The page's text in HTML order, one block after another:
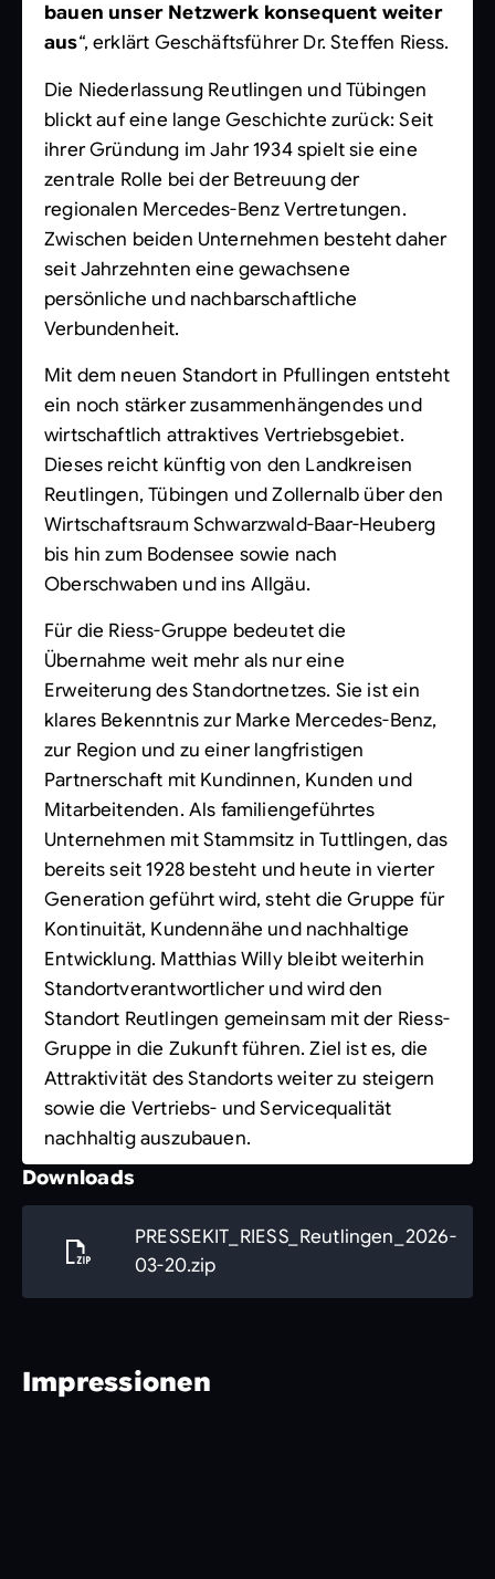
bauen unser Netzwerk konsequent weiter
aus“, erklärt Geschäftsführer Dr. Steffen Riess.
Die Niederlassung Reutlingen und Tübingen
blickt auf eine lange Geschichte zurück: Seit
ihrer Gründung im Jahr 1934 spielt sie eine
zentrale Rolle bei der Betreuung der
regionalen Mercedes-Benz Vertretungen.
Zwischen beiden Unternehmen besteht daher
seit Jahrzehnten eine gewachsene
persönliche und nachbarschaftliche
Verbundenheit.
Mit dem neuen Standort in Pfullingen entsteht
ein noch stärker zusammenhängendes und
wirtschaftlich attraktives Vertriebsgebiet.
Dieses reicht künftig von den Landkreisen
Reutlingen, Tübingen und Zollernalb über den
Wirtschaftsraum Schwarzwald-Baar-Heuberg
bis hin zum Bodensee sowie nach
Oberschwaben und ins Allgäu.
Für die Riess-Gruppe bedeutet die
Übernahme weit mehr als nur eine
Erweiterung des Standortnetzes. Sie ist ein
klares Bekenntnis zur Marke Mercedes-Benz,
zur Region und zu einer langfristigen
Partnerschaft mit Kundinnen, Kunden und
Mitarbeitenden. Als familiengeführtes
Unternehmen mit Stammsitz in Tuttlingen, das
bereits seit 1928 besteht und heute in vierter
Generation geführt wird, steht die Gruppe für
Kontinuität, Kundennähe und nachhaltige
Entwicklung. Matthias Willy bleibt weiterhin
Standortverantwortlicher und wird den
Standort Reutlingen gemeinsam mit der Riess-
Gruppe in die Zukunft führen. Ziel ist es, die
Attraktivität des Standorts weiter zu steigern
sowie die Vertriebs- und Servicequalität
nachhaltig auszubauen.
Downloads
PRESSEKIT_RIESS_Reutlingen_2026-
03-20.zip
Impressionen